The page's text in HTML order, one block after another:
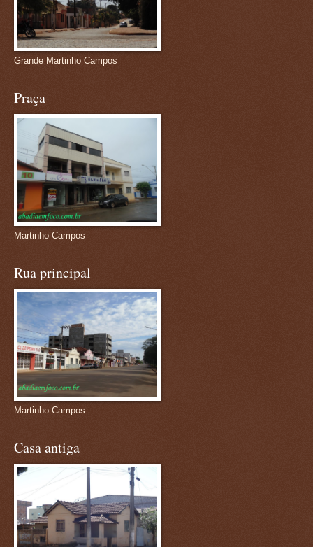
Grande Martinho Campos
Praça
Martinho Campos
Rua principal
Martinho Campos
Casa antiga